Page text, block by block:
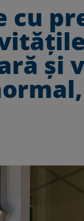
cu
şi